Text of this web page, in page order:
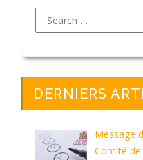
DERNIERS
Message
Comité de